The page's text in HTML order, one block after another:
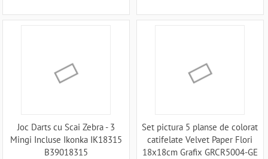
Joc Darts cu Scai Zebra - 3
Mingi Incluse Ikonka IK18315
B39018315
Set pictura 5 planse de colorat
catifelate Velvet Paper Flori
18x18cm Grafix GRCR5004-GE